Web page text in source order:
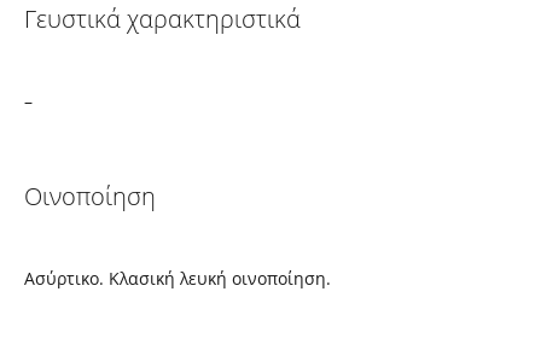
Γευστικά χαρακτηριστικά
–
Οινοποίηση
Ασύρτικο. Κλασική λευκή οινοποίηση.